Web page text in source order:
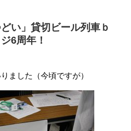
い」貸切ビール列車ｂ
6周年！
ました（今頃ですが）